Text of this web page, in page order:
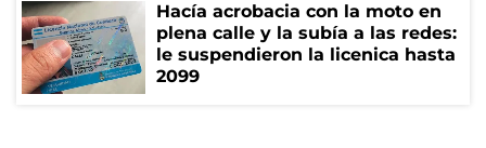
Hacía acrobacia con la moto en
plena calle y la subía a las redes:
le suspendieron la licenica hasta
2099